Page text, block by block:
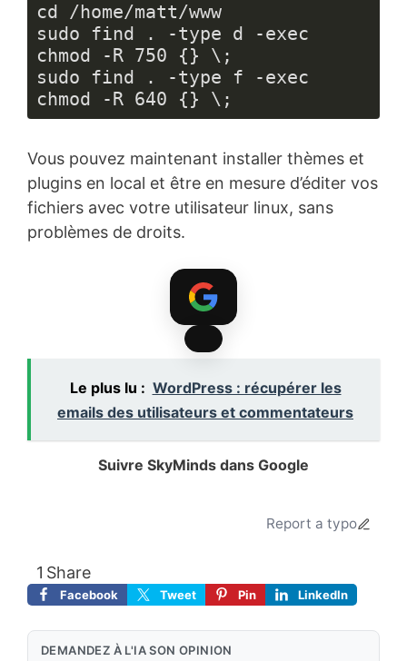
cd /home/matt/www
sudo find . -type d -exec
chmod -R 750 {} \;
sudo find . -type f -exec
chmod -R 640 {} \;
Vous pouvez maintenant installer thèmes et
plugins en local et être en mesure d’éditer vos
fichiers avec votre utilisateur linux, sans
problèmes de droits.
Le plus lu : WordPress : récupérer les
emails des utilisateurs et commentateurs
Suivre SkyMinds dans Google
Report a typo
Share
1
Facebook Tweet Pin LinkedIn
DEMANDEZ À L'IA SON OPINION